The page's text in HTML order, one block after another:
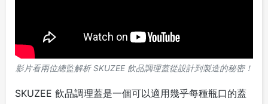
影片看兩位總監解析 SKUZEE 飲品調理蓋從設計到製造的秘密！
SKUZEE 飲品調理蓋是一個可以適用幾乎每種瓶口的蓋